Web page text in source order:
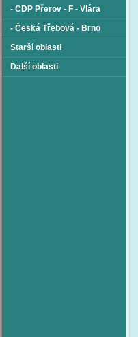
- CDP Přerov - F - Vlára
- Česká Třebová - Brno
Starší oblasti
Další oblasti